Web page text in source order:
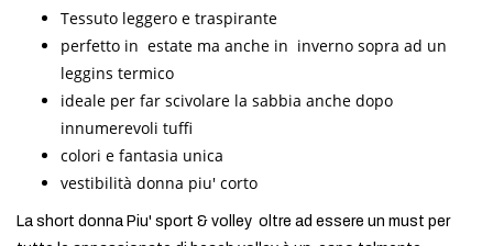
Tessuto leggero e traspirante
perfetto in estate ma anche in inverno sopra ad un
leggins termico
ideale per far scivolare la sabbia anche dopo
innumerevoli tuffi
colori e fantasia unica
vestibilità donna piu' corto
La short donna Piu' sport & volley oltre ad essere un must per